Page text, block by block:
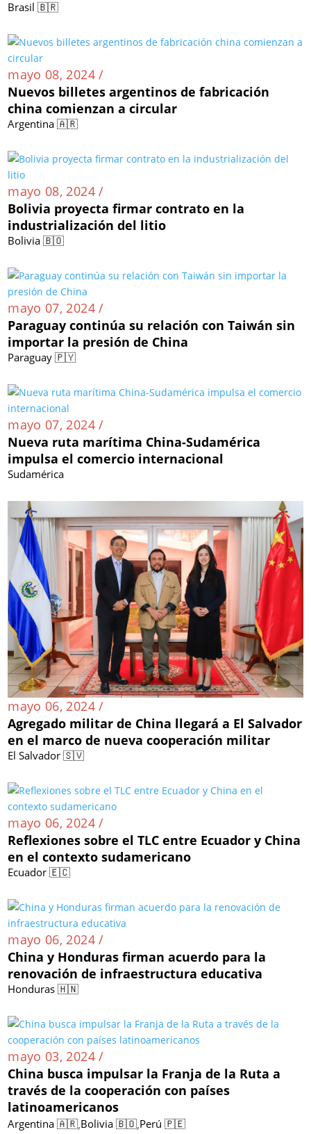
Brasil 🇧🇷
mayo 08, 2024 /
Nuevos billetes argentinos de fabricación
china comienzan a circular
Argentina 🇦🇷
mayo 08, 2024 /
Bolivia proyecta firmar contrato en la
industrialización del litio
Bolivia 🇧🇴
mayo 07, 2024 /
Paraguay continúa su relación con Taiwán sin
importar la presión de China
Paraguay 🇵🇾
mayo 07, 2024 /
Nueva ruta marítima China-Sudamérica
impulsa el comercio internacional
Sudamérica
mayo 06, 2024 /
Agregado militar de China llegará a El Salvador
en el marco de nueva cooperación militar
El Salvador 🇸🇻
mayo 06, 2024 /
Reflexiones sobre el TLC entre Ecuador y China
en el contexto sudamericano
Ecuador 🇪🇨
mayo 06, 2024 /
China y Honduras firman acuerdo para la
renovación de infraestructura educativa
Honduras 🇭🇳
mayo 03, 2024 /
China busca impulsar la Franja de la Ruta a
través de la cooperación con países
latinoamericanos
Argentina 🇦🇷,Bolivia 🇧🇴,Perú 🇵🇪